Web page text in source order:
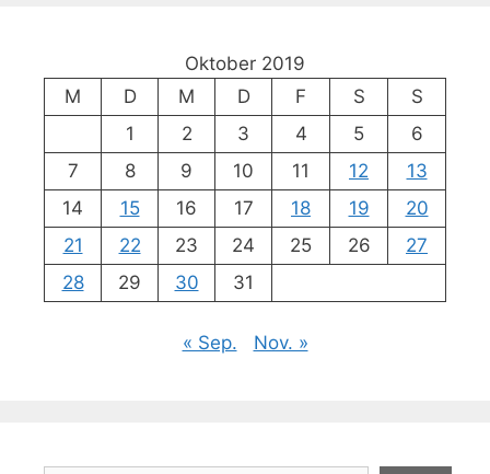
Oktober 2019
M
D M D F S
S
1
2 3 4 5
6
7
8 9 10 11 12
13
14
15 16 17 18 19
20
21
22 23 24 25 26
27
28
29 30 31
« Sep. Nov. »